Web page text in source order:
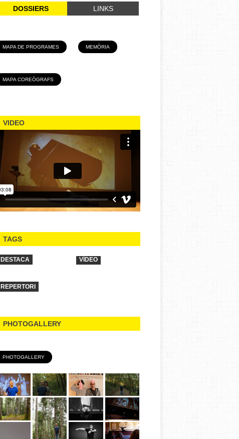
DOSSIERS LINKS
MAPA DE PROGRAMES MEMÒRIA
MAPA COREÒGRAFS
VIDEO
TAGS
DESTACA
REPERTORI
VÍDEO
PHOTOGALLERY
PHOTOGALLERY